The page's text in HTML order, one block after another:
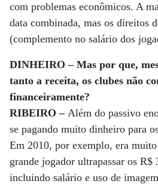
com problemas econômicos. A
data combinada, mas os direitos
(complemento no salário dos
DINHEIRO – Mas por que,
tanto a receita, os clubes não
financeiramente?
RIBEIRO – Além do passivo
se pagando muito dinheiro para
Em 2010, por exemplo, era
grande jogador ultrapassar os R$
incluindo salário e uso de